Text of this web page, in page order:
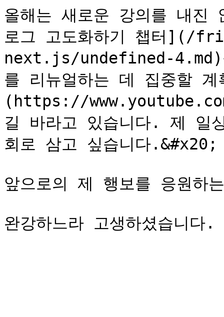
올해는 새로운 강의를 내
로그 고도화하기 챕터
next.js/undefined-4.md)
를 리뉴얼하는 데 집중할
(https://
길 바라고 있습니다. 제 일
회로 삼고 싶습니다.&#x20;
앞으로의 제 행보를 응원하